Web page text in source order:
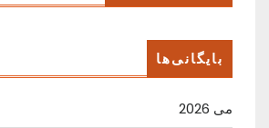
بایگانی‌ها
می 2026